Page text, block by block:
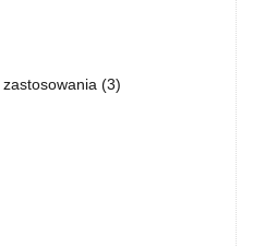
zastosowania (3)